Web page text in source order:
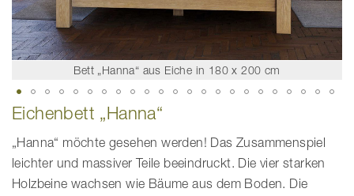
Bett „Hanna“ aus Eiche in 180 x 200 cm
Zum
Anfang
Bildgalerie
springen
Eichenbett „Hanna“
„Hanna“ möchte gesehen werden! Das Zusammenspiel
leichter und massiver Teile beeindruckt. Die vier starken
Holzbeine wachsen wie Bäume aus dem Boden. Die